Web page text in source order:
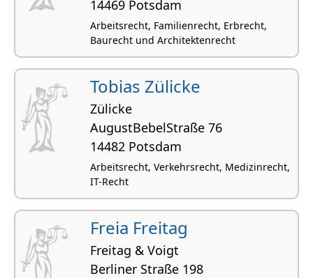
14469 Potsdam
Arbeitsrecht, Familienrecht, Erbrecht,
Baurecht und Architektenrecht
Tobias Zülicke
Zülicke
AugustBebelStraße 76
14482 Potsdam
Arbeitsrecht, Verkehrsrecht, Medizinrecht,
IT-Recht
Freia Freitag
Freitag & Voigt
Berliner Straße 198